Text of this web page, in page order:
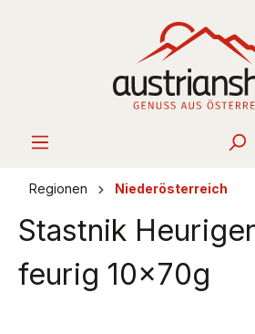
Regionen Niederösterreich
Stastnik
feurig 10x70g